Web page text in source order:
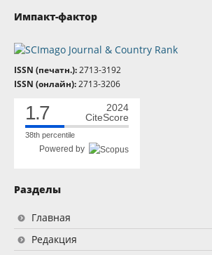
Импакт-фактор
ISSN (печатн.):2713-3192
ISSN (онлайн):2713-3206
1.7
2024
CiteScore
38th percentile
Powered by
Разделы
Главная
Редакция